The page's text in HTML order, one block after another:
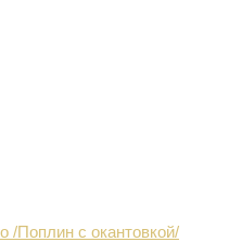
/Поплин с окантовкой/